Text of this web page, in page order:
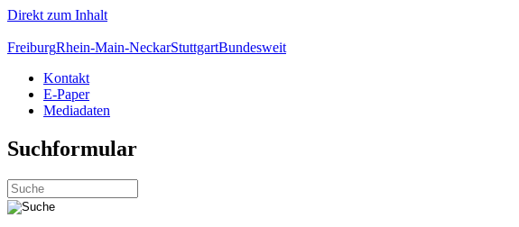
Direkt zum Inhalt
FreiburgRhein-Main-NeckarStuttgartBundesweit
Kontakt
E-Paper
Mediadaten
Suchformular